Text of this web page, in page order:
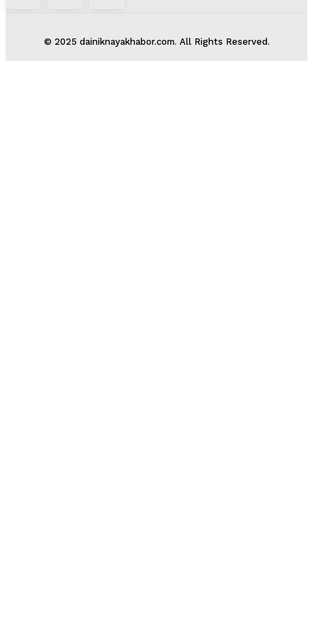
© 2025 dainiknayakhabor.com. All Rights Reserved.